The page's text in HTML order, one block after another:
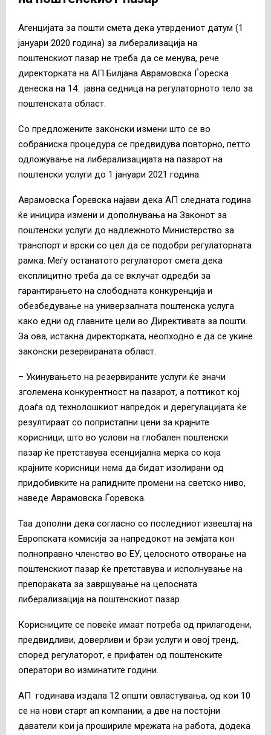
Агенцијата за пошти смета дека утврдениот датум (1
јануари 2020 година) за либерализација на
поштенскиот пазар не треба да се менува, рече
директорката на АП Билјана Аврамовска Ѓореска
денеска на 14. јавна седница на регулаторното тело за
поштенската област.
Со предложените законски измени што се во
собраниска процедура се предвидува повторно, петто
одложување на либерализацијата на пазарот на
поштенски услуги до 1 јануари 2021 година.
Аврамовска Ѓоревска најави дека АП следната година
ќе иницира измени и дополнувања на Законот за
поштенски услуги до надлежното Министерство за
транспорт и врски со цел да се подобри регулаторната
рамка. Меѓу останатото регулаторот смета дека
експлицитно треба да се вклучат одредби за
гарантирањето на слободната конкуренција и
обезбедување на универзалната поштенска услуга
како едни од главните цели во Директивата за пошти.
За ова, истакна директорката, неопходно е да се укине
законски резервираната област.
– Укинувањето на резервираните услуги ќе значи
зголемена конкурентност на пазарот, а поттикот кој
доаѓа од технолошкиот напредок и дерегулацијата ќе
резултираат со попристапни цени за крајните
корисници, што во услови на глобален поштенски
пазар ќе претставува есенцијална мерка со која
крајните корисници нема да бидат изолирани од
придобивките на рапидните промени на светско ниво,
наведе Аврамовска Ѓоревска.
Таа дополни дека согласно со последниот извештај на
Европската комисија за напредокот на земјата кон
полноправно членство во ЕУ, целосното отворање на
поштенскиот пазар ќе претставува и исполнување на
препораката за завршување на целосната
либерализација на поштенскиот пазар.
Корисниците се повеќе имаат потреба од прилагодени,
предвидливи, доверливи и брзи услуги и овој тренд,
според регулаторот, е прифатен од поштенските
оператори во изминатите години.
АП годинава издала 12 општи овластувања, од кои 10
се на нови старт ап компании, а две на постојни
даватели кои ја прошириле мрежата на работа, додека